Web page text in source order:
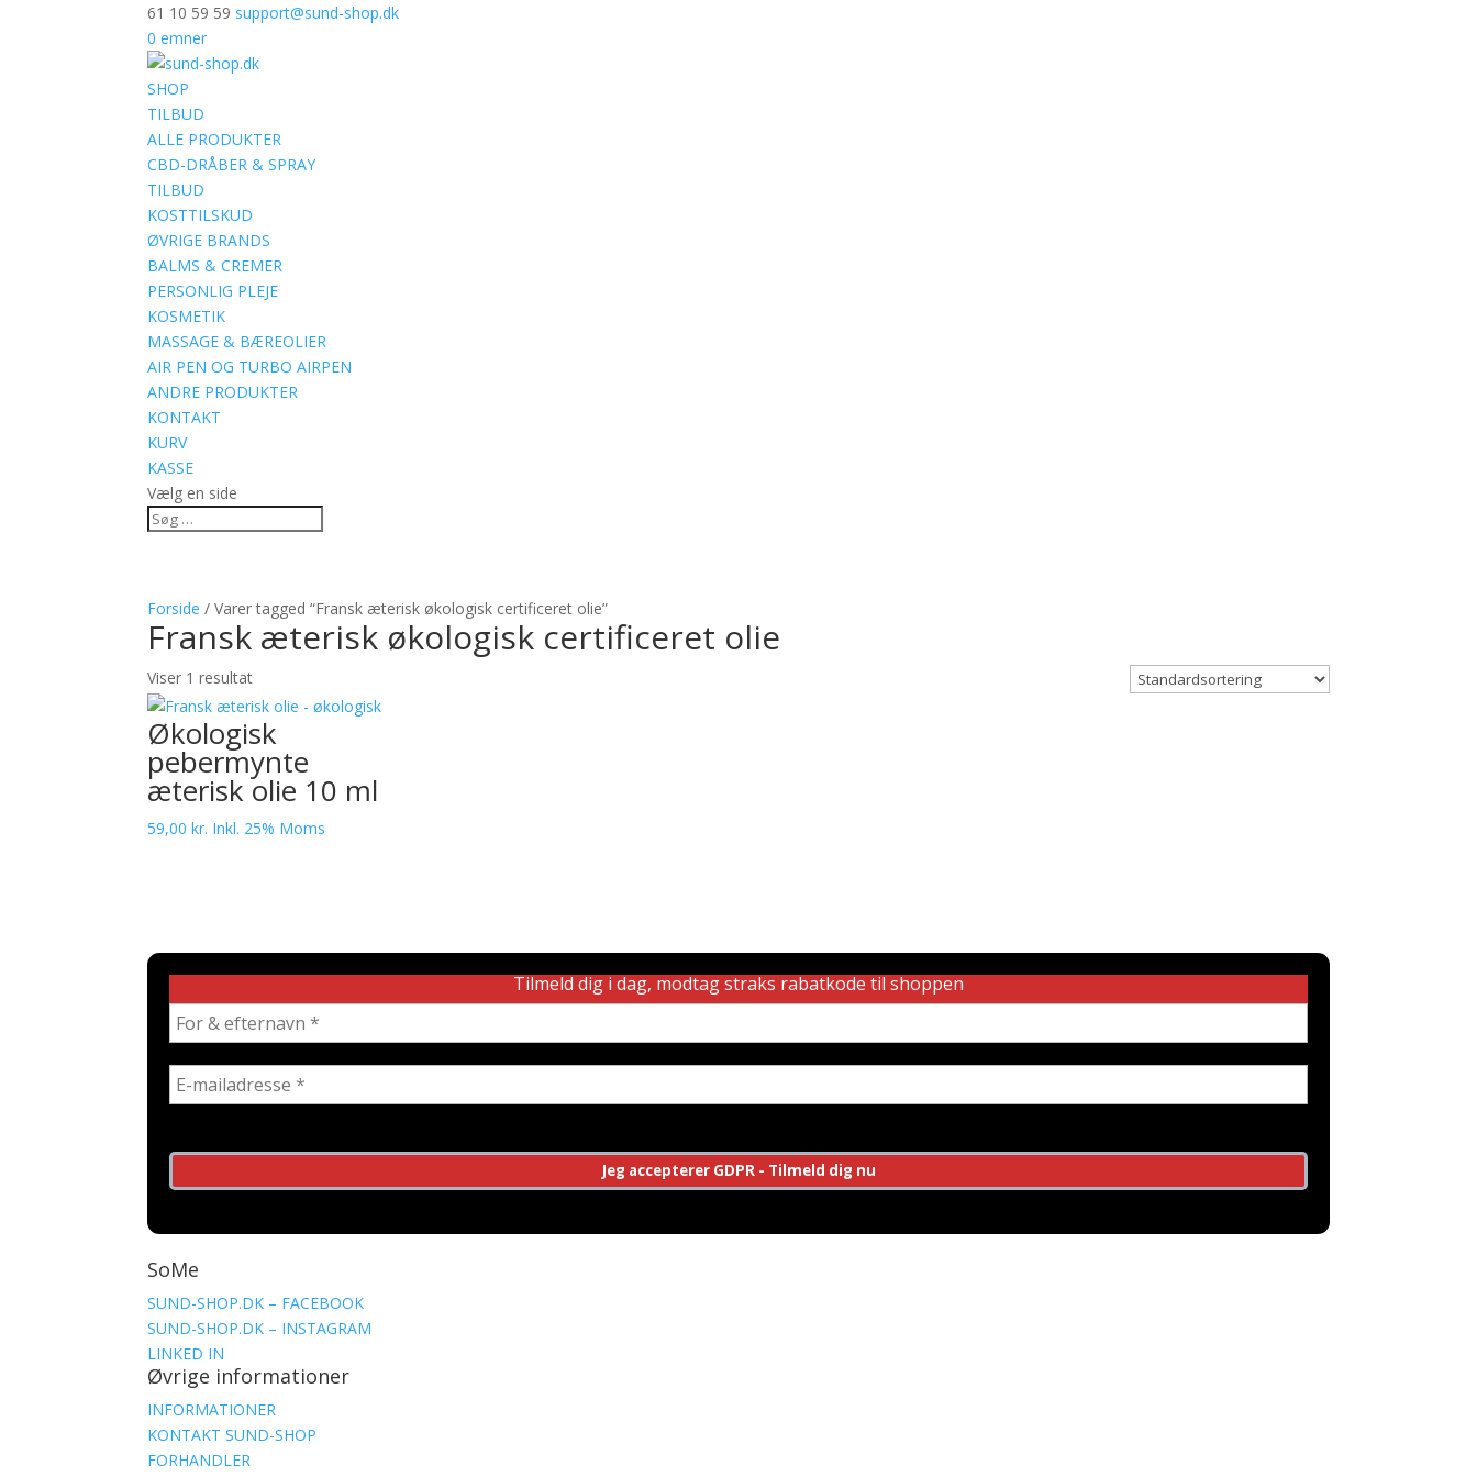
61 10 59 59 support@sund-shop.dk
0 emner
SHOP
TILBUD
ALLE PRODUKTER
CBD-DRÅBER & SPRAY
TILBUD
KOSTTILSKUD
ØVRIGE BRANDS
BALMS & CREMER
PERSONLIG PLEJE
KOSMETIK
MASSAGE & BÆREOLIER
AIR PEN OG TURBO AIRPEN
ANDRE PRODUKTER
KONTAKT
KURV
KASSE
Vælg en side
Forside / Varer tagged “Fransk æterisk økologisk certificeret olie”
Fransk æterisk økologisk certificeret olie
Viser 1 resultat
Økologisk
pebermynte
æterisk olie 10 ml
59,00kr. Inkl. 25% Moms
Tilmeld dig i dag, modtag straks rabatkode til shoppen
SoMe
SUND-SHOP.DK – FACEBOOK
SUND-SHOP.DK – INSTAGRAM
LINKED IN
Øvrige informationer
INFORMATIONER
KONTAKT SUND-SHOP
FORHANDLER